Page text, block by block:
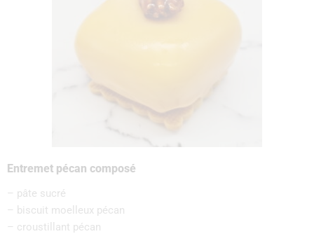
Entremet pécan composé
– pâte sucré
– biscuit moelleux pécan
– croustillant pécan